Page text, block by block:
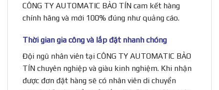
CÔNG TY AUTOMATIC BẢO TÍN cam kết hàng
chính hãng và mới 100% đúng như quảng cáo.
Thời gian gia công và lắp đặt nhanh chóng
Đội ngũ nhân viên tại CÔNG TY AUTOMATIC BẢO
TÍN chuyên nghiệp và giàu kinh nghiệm. Khi nhận
được đơn đặt hàng sẽ có nhân viên di chuyển